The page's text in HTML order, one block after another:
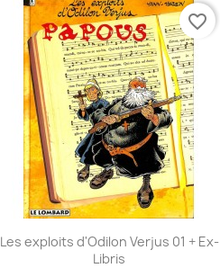
Aperçu rapide
Les exploits d'Odilon Verjus 01 + Ex-
Libris
favorite_border